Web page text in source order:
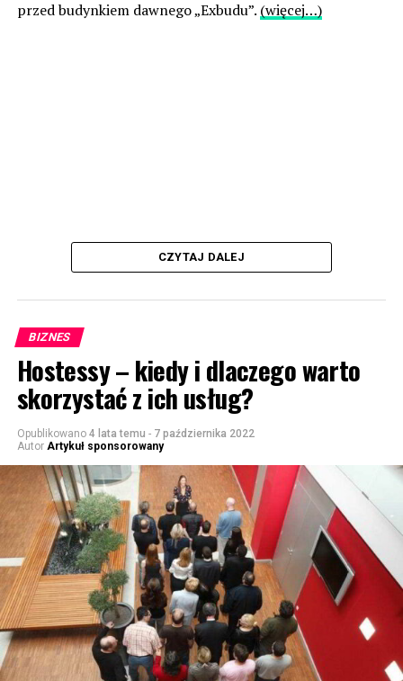
przed budynkiem dawnego „Exbudu”. (więcej…)
CZYTAJ DALEJ
BIZNES
Hostessy – kiedy i dlaczego warto
skorzystać z ich usług?
Opublikowano 4 lata temu - 7 października 2022
Autor Artykuł sponsorowany